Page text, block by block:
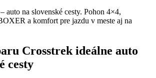
Crosstrek ideálne auto
cesty